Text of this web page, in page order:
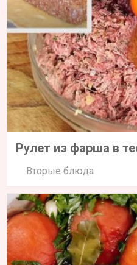
Рулет из фарша в
Вторые блюда